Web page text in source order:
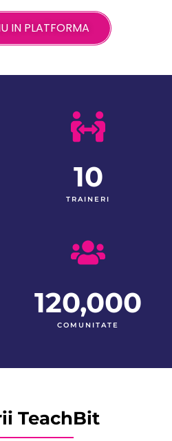
IN PLATFORMA
TRAINERI
10
COMUNITATE
120,000
TeachBit